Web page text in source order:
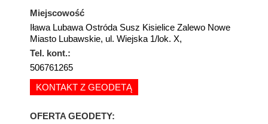
Miejscowość
Iława Lubawa Ostróda Susz Kisielice Zalewo Nowe
Miasto Lubawskie, ul. Wiejska 1/lok. X,
Tel. kont.:
506761265
KONTAKT Z GEODETĄ
OFERTA GEODETY: